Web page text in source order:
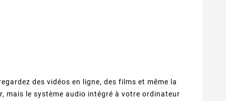
des vidéos en ligne, des films et même la
mais le système audio intégré à votre ordinateur